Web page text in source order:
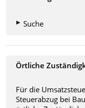
Suche
Örtliche
Für die
Steuerabzug bei